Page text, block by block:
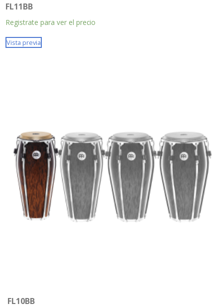
FL11BB
Registrate para ver el precio
Vista previa
FL10BB